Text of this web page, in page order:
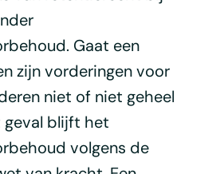
Gaat een
zijn vorderingen voor
niet of niet geheel
blijft het
volgens de